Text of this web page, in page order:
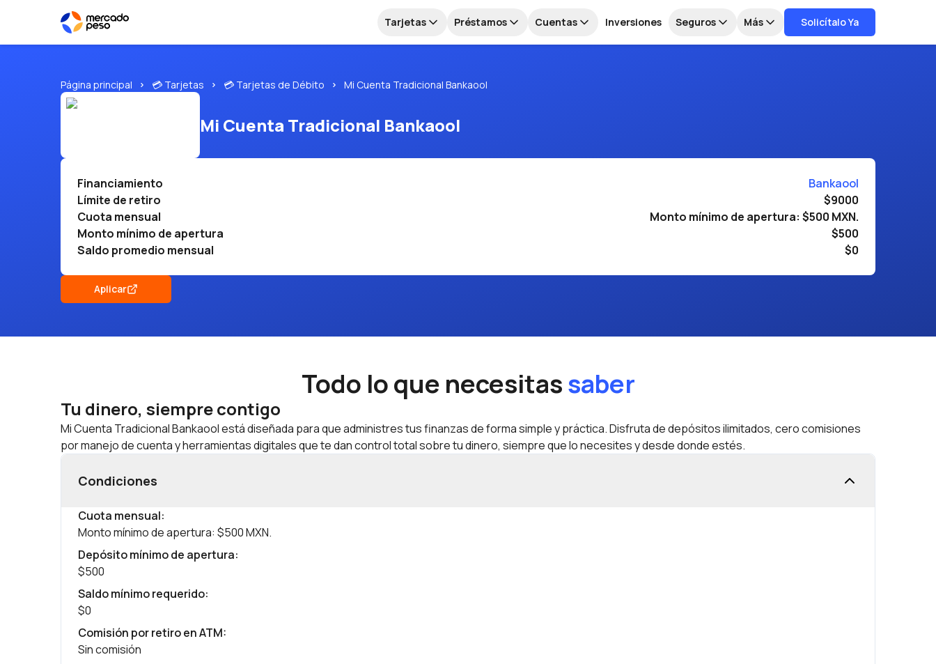
Tarjetas Préstamos Cuentas Inversiones Seguros Más Solicítalo Ya
Página principal 💳 Tarjetas 💳 Tarjetas de Débito Mi Cuenta Tradicional Bankaool
Mi Cuenta Tradicional Bankaool
Financiamiento
Bankaool
Límite de retiro
$9000
Cuota mensual
Monto mínimo de apertura: $500 MXN.
Monto mínimo de apertura
$500
Saldo promedio mensual
$0
Aplicar
Todo lo que necesitassaber
Tu dinero, siempre contigo
Mi Cuenta Tradicional Bankaool está diseñada para que administres tus finanzas de forma simple y práctica. Disfruta de depósitos ilimitados, cero comisiones
por manejo de cuenta y herramientas digitales que te dan control total sobre tu dinero, siempre que lo necesites y desde donde estés.
Condiciones
Cuota mensual:
Monto mínimo de apertura: $500 MXN.
Depósito mínimo de apertura:
$500
Saldo mínimo requerido:
$0
Comisión por retiro en ATM:
Sin comisión